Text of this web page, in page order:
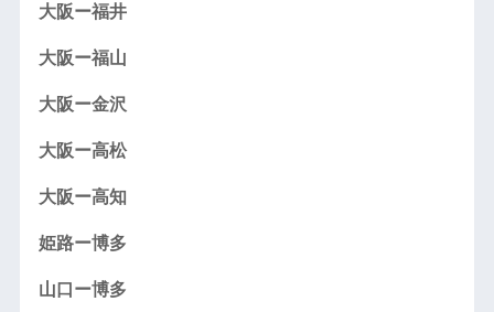
大阪ー福井
大阪ー福山
大阪ー金沢
大阪ー高松
大阪ー高知
姫路ー博多
山口ー博多